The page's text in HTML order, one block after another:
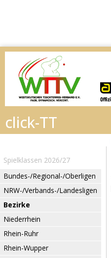
Spielklassen 2026/27
Bundes-/Regional-/Oberligen
NRW-/Verbands-/Landesligen
Bezirke
Niederrhein
Rhein-Ruhr
Rhein-Wupper